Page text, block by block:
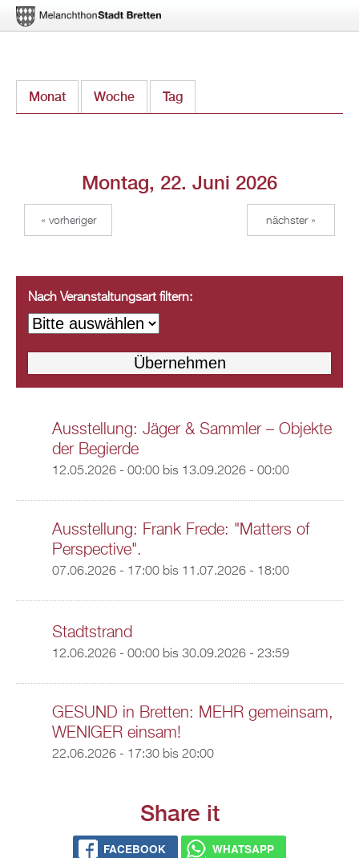
zum
Monat Woche Tag
Montag, 22. Juni 2026
« vorheriger nächster »
Nach Veranstaltungsart filtern:
Ausstellung: Jäger & Sammler – Objekte
der Begierde
12.05.2026 - 00:00bis 13.09.2026 - 00:00
Ausstellung: Frank Frede: "Matters of
Perspective".
07.06.2026 - 17:00bis 11.07.2026 - 18:00
Stadtstrand
12.06.2026 - 00:00bis 30.09.2026 - 23:59
GESUND in Bretten: MEHR gemeinsam,
WENIGER einsam!
22.06.2026 - 17:30bis 20:00
Share it
FACEBOOK WHATSAPP